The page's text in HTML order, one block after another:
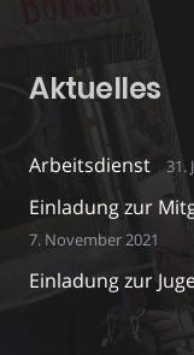
Aktuelles
Arbeitsdienst 31.
Einladung zur
7. November 2021
Einladung zur